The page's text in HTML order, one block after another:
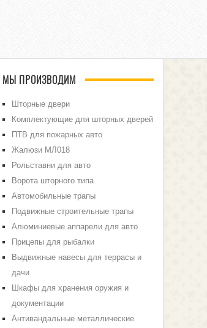
МЫ ПРОИЗВОДИМ
Шторные двери
Комплектующие для шторных дверей
ПТВ для пожарных авто
Жалюзи МЛ018
Рольставни для авто
Ворота шторного типа
Автомобильные трапы
Подвижные строительные трапы
Алюминиевые аппарели для авто
Прицепы для рыбалки
Выдвижные навесы для террасы и
дачи
Шкафы для хранения оружия и
документации
Антивандальные металлические